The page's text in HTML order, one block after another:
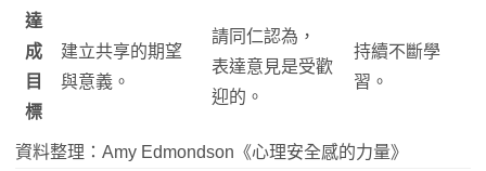
達
成
目
標
建立共享的期望
與意義。
請同仁認為，
表達意見是受歡
迎的。
持續不斷學
習。
資料整理：Amy Edmondson《心理安全感的力量》